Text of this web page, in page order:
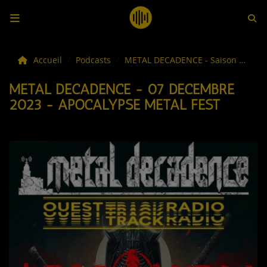
LES ACTUS
LA MUSIQUE
C'ÉTAIT QUOI CE TITRE ?
LES WEBRADIOS
LES EMISSIONS
LA GRILLE DES PROGRAMMES
TOUTES LES ÉMISSIONS
Accueil Podcasts METAL DECADENCE - Saison #16
METAL DECADENCE - 07 DÉCEMBRE
2023 - APOCALYPSE METAL FEST